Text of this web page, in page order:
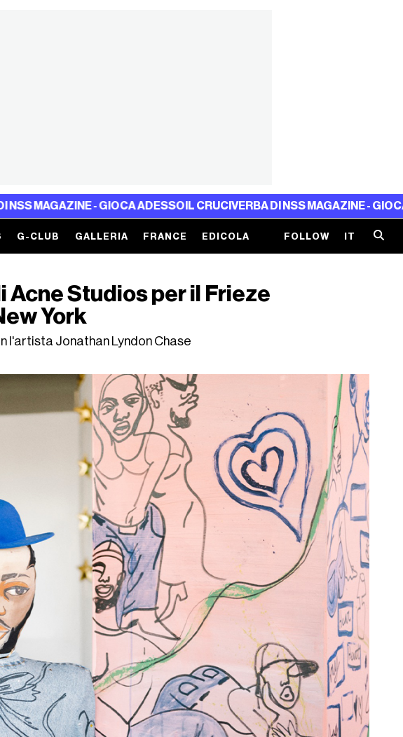
- GIOCA ADESSOIL CRUCIVERBA DI NSS MAGAZINE - GIOCA ADESSOIL
G-CLUB GALLERIA FRANCE EDICOLA FOLLOW IT
Acne Studios per il Frieze
York
l'artista Jonathan Lyndon Chase